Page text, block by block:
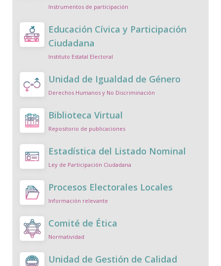
Instrumentos de participación
Educación Cívica y Participación
Ciudadana
Instituto Estatal Electoral
Unidad de Igualdad de Género
Derechos Humanos y No Discriminación
Biblioteca Virtual
Repositorio de publicaciones
Estadística del Listado Nominal
Ley de Participación Ciudadana
Procesos Electorales Locales
Información relevante
Comité de Ética
Normatividad
Unidad de Gestión de Calidad